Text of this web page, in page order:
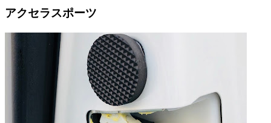
アクセラスポーツ